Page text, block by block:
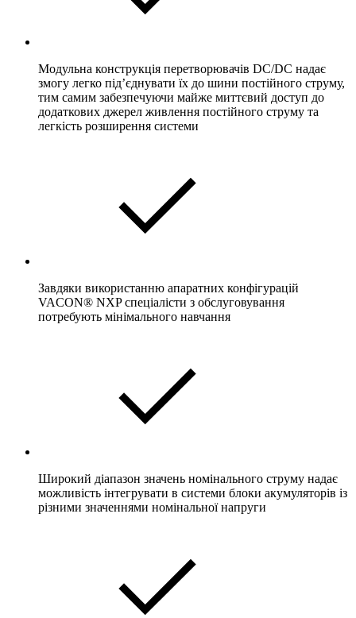
Модульна конструкція перетворювачів DC/DC надає
змогу легко під’єднувати їх до шини постійного струму,
тим самим забезпечуючи майже миттєвий доступ до
додаткових джерел живлення постійного струму та
легкість розширення системи
Завдяки використанню апаратних конфігурацій
VACON® NXP спеціалісти з обслуговування
потребують мінімального навчання
Широкий діапазон значень номінального струму надає
можливість інтегрувати в системи блоки акумуляторів із
різними значеннями номінальної напруги